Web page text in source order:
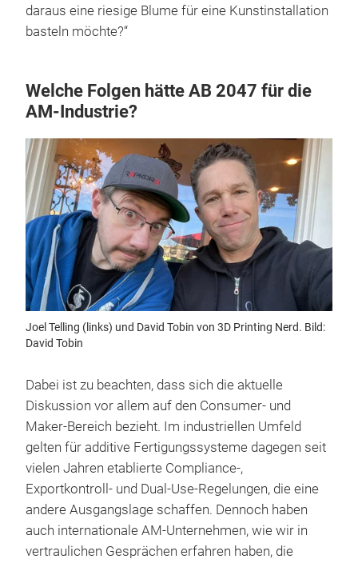
daraus eine riesige Blume für eine Kunstinstallation
basteln möchte?“
Welche Folgen hätte AB 2047 für die
AM-Industrie?
Joel Telling (links) und David Tobin von 3D Printing Nerd. Bild:
David Tobin
Dabei ist zu beachten, dass sich die aktuelle
Diskussion vor allem auf den Consumer- und
Maker-Bereich bezieht. Im industriellen Umfeld
gelten für additive Fertigungssysteme dagegen seit
vielen Jahren etablierte Compliance-,
Exportkontroll- und Dual-Use-Regelungen, die eine
andere Ausgangslage schaffen. Dennoch haben
auch internationale AM-Unternehmen, wie wir in
vertraulichen Gesprächen erfahren haben, die